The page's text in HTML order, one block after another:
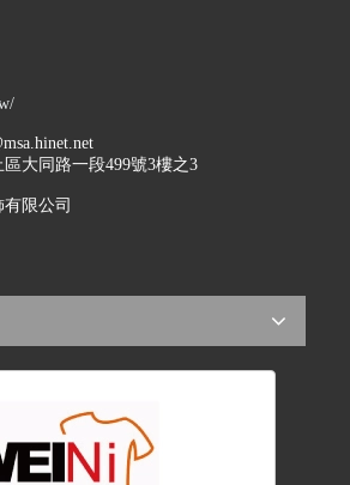
大同路一段499號3樓之3
限公司